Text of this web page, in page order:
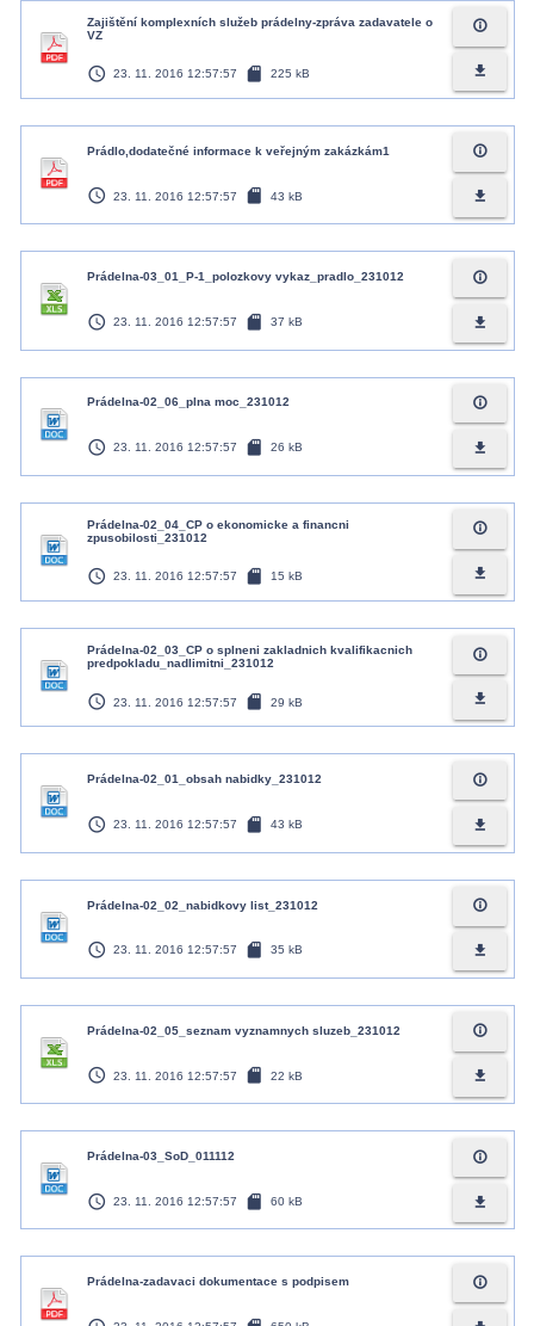
Zajištění komplexních služeb prádelny-zpráva zadavatele o
VZ
access_time 23. 11. 2016 12:57:57 sd_card 225 kB
info_outline
file_download
Prádlo,dodatečné informace k veřejným zakázkám1
access_time 23. 11. 2016 12:57:57 sd_card 43 kB
info_outline
file_download
Prádelna-03_01_P-1_polozkovy vykaz_pradlo_231012
access_time 23. 11. 2016 12:57:57 sd_card 37 kB
info_outline
file_download
Prádelna-02_06_plna moc_231012
access_time 23. 11. 2016 12:57:57 sd_card 26 kB
info_outline
file_download
Prádelna-02_04_CP o ekonomicke a financni
zpusobilosti_231012
access_time 23. 11. 2016 12:57:57 sd_card 15 kB
info_outline
file_download
Prádelna-02_03_CP o splneni zakladnich kvalifikacnich
predpokladu_nadlimitni_231012
access_time 23. 11. 2016 12:57:57 sd_card 29 kB
info_outline
file_download
Prádelna-02_01_obsah nabidky_231012
access_time 23. 11. 2016 12:57:57 sd_card 43 kB
info_outline
file_download
Prádelna-02_02_nabidkovy list_231012
access_time 23. 11. 2016 12:57:57 sd_card 35 kB
info_outline
file_download
Prádelna-02_05_seznam vyznamnych sluzeb_231012
access_time 23. 11. 2016 12:57:57 sd_card 22 kB
info_outline
file_download
Prádelna-03_SoD_011112
access_time 23. 11. 2016 12:57:57 sd_card 60 kB
info_outline
file_download
Prádelna-zadavaci dokumentace s podpisem info_outline